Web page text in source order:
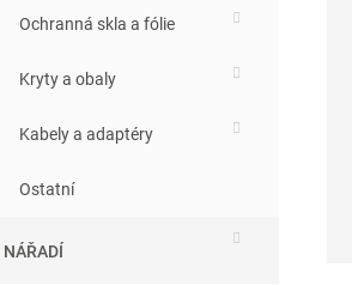
Ochranná skla a fólie
Kryty a obaly
Kabely a adaptéry
Ostatní
NÁŘADÍ